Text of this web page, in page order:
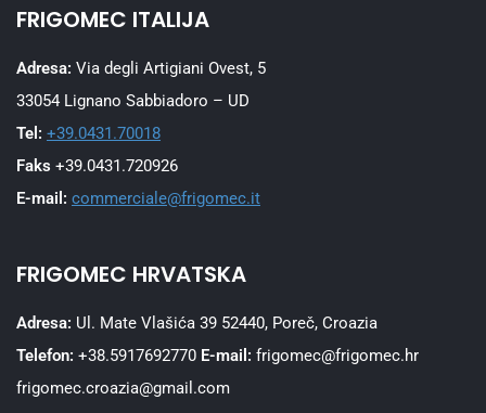
FRIGOMEC ITALIJA
Adresa: Via degli Artigiani Ovest, 5
33054 Lignano Sabbiadoro – UD
Tel: +39.0431.70018
Faks +39.0431.720926
E-mail: commerciale@frigomec.it
FRIGOMEC HRVATSKA
Adresa: Ul. Mate Vlašića 39 52440, Poreč, Croazia
Telefon: +38.5917692770 E-mail: frigomec@frigomec.hr
frigomec.croazia@gmail.com